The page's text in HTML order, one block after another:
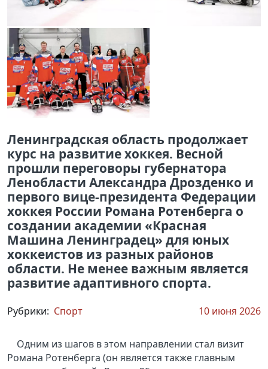
Ленинградская область продолжает
курс на развитие хоккея. Весной
прошли переговоры губернатора
Ленобласти Александра Дрозденко и
первого вице-президента Федерации
хоккея России Романа Ротенберга о
создании академии «Красная
Машина Ленинградец» для юных
хоккеистов из разных районов
области. Не менее важным является
развитие адаптивного спорта.
Рубрики: Спорт 10 июня 2026
Одним из шагов в этом направлении стал визит
Романа Ротенберга (он является также главным